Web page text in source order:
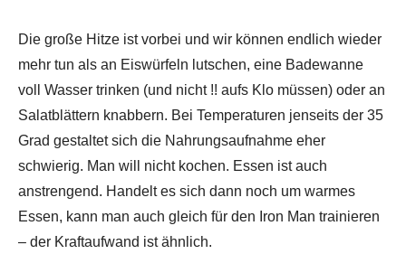
Die große Hitze ist vorbei und wir können endlich wieder
mehr tun als an Eiswürfeln lutschen, eine Badewanne
voll Wasser trinken (und nicht !! aufs Klo müssen) oder an
Salatblättern knabbern. Bei Temperaturen jenseits der 35
Grad gestaltet sich die Nahrungsaufnahme eher
schwierig. Man will nicht kochen. Essen ist auch
anstrengend. Handelt es sich dann noch um warmes
Essen, kann man auch gleich für den Iron Man trainieren
– der Kraftaufwand ist ähnlich.